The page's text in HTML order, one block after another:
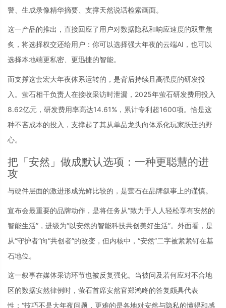
警、生成录像精华摘要、支撑天然说话检索画面。
这一产品的推出，直接回应了用户对数据隐私和响应速度的双重焦
炙，将选择权交还给用户：你可以选择强大年夜的云端AI，也可以
选择本地端更私密、更迅捷的智能。
而支撑这套宏大年夜体系运转的，是背后持续且高强度的研发投
入。萤石相干负责人在接收采访时泄漏，2025年萤石研发费用投入
8.62亿元，研发费用率高达14.61%，累计专利超1600项。恰是这
种不吝成本的投入，支撑起了其从单品龙头向体系化玩家跃迁的野
心。
把「安然」做成默认选项：一种更聪慧的进
攻
与硬件层面的激进形成光鲜比较的，是萤石在品牌叙事上的谨慎。
宣布会最重要的品牌动作，是将任务从“致力于人人轻松享有安然的
智能生活”，进级为“以安然的智能科技共创美好生活”。外面看，是
从“守护者”向“共创者”的改变，但内核中，“安然”二字被紧紧钉在基
石地位。
这一叙事在媒体采访环节也被反复强化。当被问及若何应对不合地
区的数据安然律例时，萤石首席安然官郑鸿咚的答复颇具代表
性：“技巧不是大年夜问题，更难的是各地对安然与隐私的懂得和感